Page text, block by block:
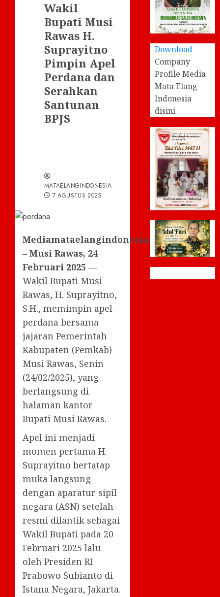
Wakil
Bupati Musi
Rawas H.
Suprayitno
Pimpin Apel
Perdana dan
Serahkan
Santunan
BPJS
MATAELANGINDONESIA
7 AGUSTUS 2025
Mediamataelangindonesia.com
– Musi Rawas, 24
Februari 2025 —
Wakil Bupati Musi
Rawas, H. Suprayitno,
S.H., memimpin apel
perdana bersama
jajaran Pemerintah
Kabupaten (Pemkab)
Musi Rawas, Senin
(24/02/2025), yang
berlangsung di
halaman kantor
Bupati Musi Rawas.
Apel ini menjadi
momen pertama H.
Suprayitno bertatap
muka langsung
dengan aparatur sipil
negara (ASN) setelah
resmi dilantik sebagai
Wakil Bupati pada 20
Februari 2025 lalu
oleh Presiden RI
Prabowo Subianto di
Istana Negara, Jakarta.
Download
Company
Profile Media
Mata Elang
Indonesia
disini